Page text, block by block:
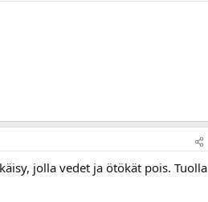
jolla vedet ja ötökät pois. Tuolla